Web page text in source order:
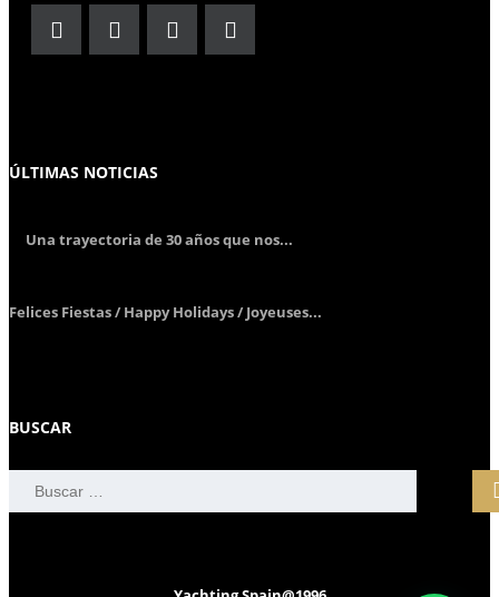
ÚLTIMAS NOTICIAS
Una trayectoria de 30 años que nos...
Felices Fiestas / Happy Holidays / Joyeuses...
BUSCAR
Buscar: